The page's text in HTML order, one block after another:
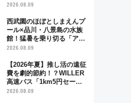
2026.08.09
西武園のほぼとしまえんプ
ール×品川・八景島の水族
館！猛暑を乗り切る「アク
ティブパス」で夏休みをお
2026.08.09
【2026年夏】推し活の遠征
費を劇的節約！？WILLER
高速バス「1km5円セー
ル」やワンコイン温泉の最
2026.08.09